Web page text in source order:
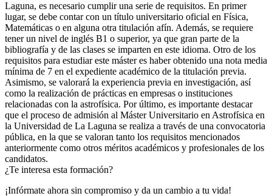
Laguna, es necesario cumplir una serie de requisitos. En primer
lugar, se debe contar con un título universitario oficial en Física,
Matemáticas o en alguna otra titulación afín. Además, se requiere
tener un nivel de inglés B1 o superior, ya que gran parte de la
bibliografía y de las clases se imparten en este idioma. Otro de los
requisitos para estudiar este máster es haber obtenido una nota media
mínima de 7 en el expediente académico de la titulación previa.
Asimismo, se valorará la experiencia previa en investigación, así
como la realización de prácticas en empresas o instituciones
relacionadas con la astrofísica. Por último, es importante destacar
que el proceso de admisión al Máster Universitario en Astrofísica en
la Universidad de La Laguna se realiza a través de una convocatoria
pública, en la que se valoran tanto los requisitos mencionados
anteriormente como otros méritos académicos y profesionales de los
candidatos.
¿Te interesa esta formación?
¡Infórmate ahora sin compromiso y da un cambio a tu vida!